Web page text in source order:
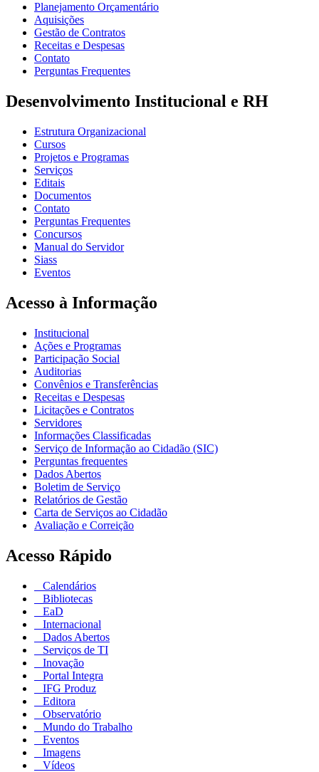
Planejamento Orçamentário
Aquisições
Gestão de Contratos
Receitas e Despesas
Contato
Perguntas Frequentes
Desenvolvimento Institucional e RH
Estrutura Organizacional
Cursos
Projetos e Programas
Serviços
Editais
Documentos
Contato
Perguntas Frequentes
Concursos
Manual do Servidor
Siass
Eventos
Acesso à Informação
Institucional
Ações e Programas
Participação Social
Auditorias
Convênios e Transferências
Receitas e Despesas
Licitações e Contratos
Servidores
Informações Classificadas
Serviço de Informação ao Cidadão (SIC)
Perguntas frequentes
Dados Abertos
Boletim de Serviço
Relatórios de Gestão
Carta de Serviços ao Cidadão
Avaliação e Correição
Acesso Rápido
Calendários
Bibliotecas
EaD
Internacional
Dados Abertos
Serviços de TI
Inovação
Portal Integra
IFG Produz
Editora
Observatório
Mundo do Trabalho
Eventos
Imagens
Vídeos